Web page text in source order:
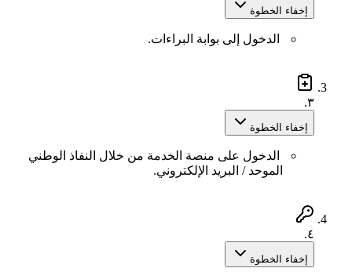
إخفاء الخطوة
الدخول إلى بوابة البراءات.
٣.
إخفاء الخطوة
الدخول على منصة الخدمة من خلال النفاذ الوطني
الموحد / البريد الإلكتروني.
٤.
إخفاء الخطوة